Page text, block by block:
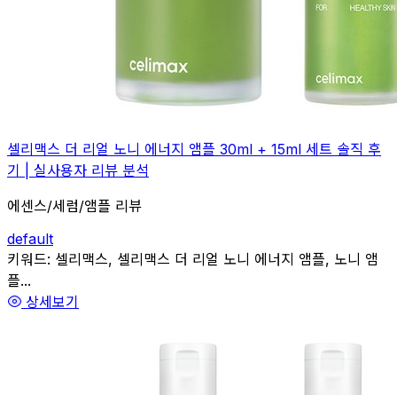
셀리맥스 더 리얼 노니 에너지 앰플 30ml + 15ml 세트 솔직 후
기 | 실사용자 리뷰 분석
에센스/세럼/앰플 리뷰
default
관련
키워드: 셀리맥스, 셀리맥스 더 리얼 노니 에너지 앰플, 노니 앰
플...
상세보기